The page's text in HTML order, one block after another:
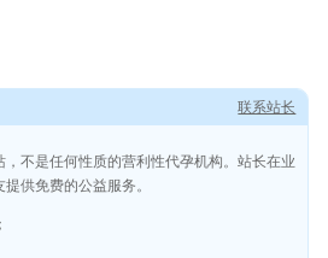
，不是任何性质的营利性代孕机构。站长在业
供免费的公益服务。
联系站长